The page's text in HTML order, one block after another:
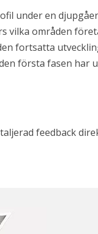
under en
vilka områden
fortsatta
första fasen
feedback